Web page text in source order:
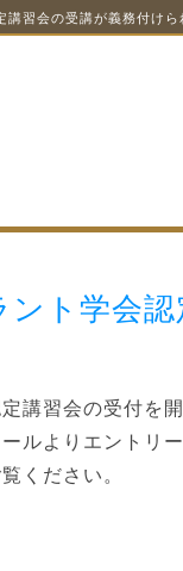
習会の受講が義務付けら
ト学会
講習会の受付を
ルよりエントリー
ください。